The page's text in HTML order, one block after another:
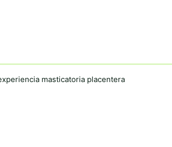
masticatoria placentera